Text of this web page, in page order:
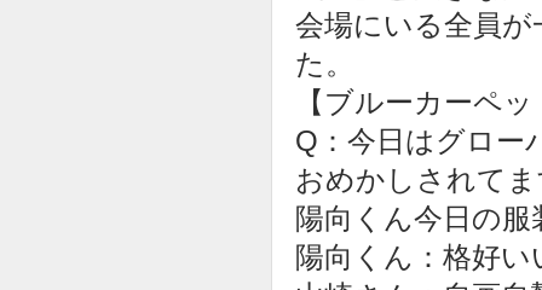
会場にいる全員
た。
【ブルーカーペ
Q：今日はグロー
おめかしされて
陽向くん今日の
陽向くん：格好い